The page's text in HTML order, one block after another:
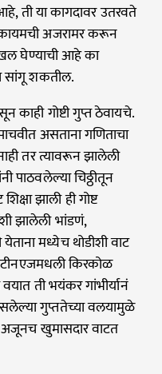
ती या कागदावर उतरवते
अजरामर करून
घेण्याची आहे का
सांगू शकतील.
गोष्टी गुप्त ठेवायचे.
असताना गणिताचा
तर त्यावरून झालेली
पाठवलेल्या चिठ्ठीतून
झाली ही गोष्ट
झालेली भांडणं,
मध्येच थोडीशी वाट
किरकोळ
ती भयंकर गांभीर्यानं
गुप्ततेच्या वलयामुळे
अजूनच खुमासदार वाटत